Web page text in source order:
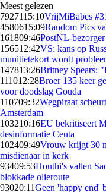
Meest gelezen
7927115:10VrijMiBabes
4580615:09Random Pics
161809:46PostNL-
156512:42VS: kans op
munitietekort wordt
147813:26Britney Spears:
111012:28Broer 135 keer
voor doodslag Gouda
110709:32Wegpiraat
Amsterdam
103210:16EU bekritiseert
desinformatie Ceuta
102409:49Vrouw krijgt 30
misdienaar in kerk
93409:53Houthi's vallen
blokkade olieroute
93020:11Geen 'happy end'